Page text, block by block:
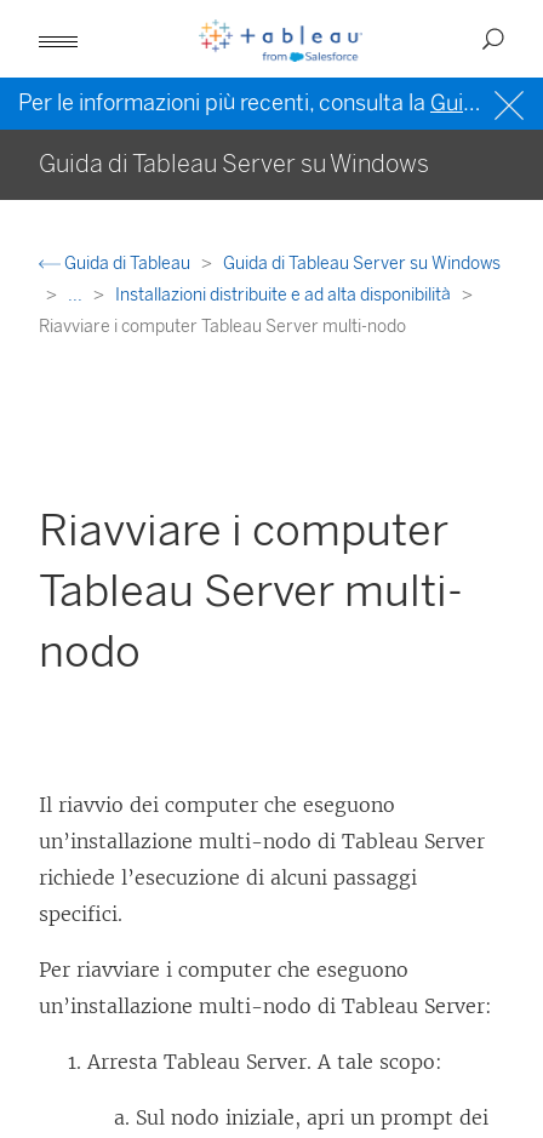
Per le informazioni più recenti, consulta la Guida di Tableau in inglese (Stati Uniti)
Guida di Tableau Server su Windows
Guida di Tableau
Guida di Tableau Server su Windows
...
Installazioni distribuite e ad alta disponibilità
Riavviare i computer Tableau Server multi-nodo
Riavviare i computer
Tableau Server multi-
nodo
Il riavvio dei computer che eseguono
un’installazione multi-nodo di Tableau Server
richiede l’esecuzione di alcuni passaggi
specifici.
Per riavviare i computer che eseguono
un’installazione multi-nodo di Tableau Server:
Arresta Tableau Server. A tale scopo:
Sul nodo iniziale, apri un prompt dei